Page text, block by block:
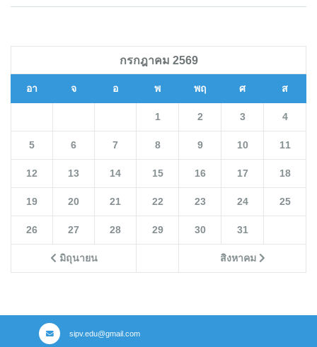
กรกฎาคม 2569
อา จ อ พ พฤ ศ ส
มิถุนายน สิงหาคม
1 2 3 4
5 6 7 8 9 10 11
12 13 14 15 16 17 18
19 20 21 22 23 24 25
26 27 28 29 30 31
sipv.edu@gmail.com